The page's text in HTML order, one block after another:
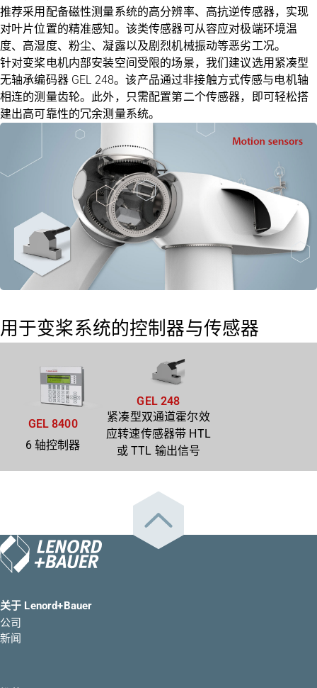
推荐采用配备磁性测量系统的高分辨率、高抗逆传感器，实现
对叶片位置的精准感知。该类传感器可从容应对极端环境温
度、高湿度、粉尘、凝露以及剧烈机械振动等恶劣工况。
针对变桨电机内部安装空间受限的场景，我们建议选用紧凑型
无轴承编码器 GEL 248。该产品通过非接触方式传感与电机轴
相连的测量齿轮。此外，只需配置第二个传感器，即可轻松搭
建出高可靠性的冗余测量系统。
用于变桨系统的控制器与传感器
GEL 8400
6 轴控制器
GEL 248
紧凑型双通道霍尔效
应转速传感器带 HTL
或 TTL 输出信号
关于 Lenord+Bauer
公司
新闻